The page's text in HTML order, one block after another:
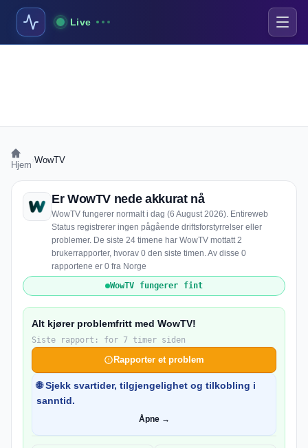
Live
Hjem WowTV
Er WowTV nede akkurat nå
WowTV fungerer normalt i dag (6 August 2026). Entireweb
Status registrerer ingen pågående driftsforstyrrelser eller
problemer. De siste 24 timene har WowTV mottatt 2
brukerrapporter, hvorav 0 den siste timen. Av disse 0
rapportene er 0 fra Norge
WowTV fungerer fint
Alt kjører problemfritt med WowTV!
Siste rapport: for 7 timer siden
Rapporter et problem
🌐 Sjekk svartider, tilgjengelighet og tilkobling i
sanntid.
Åpne →